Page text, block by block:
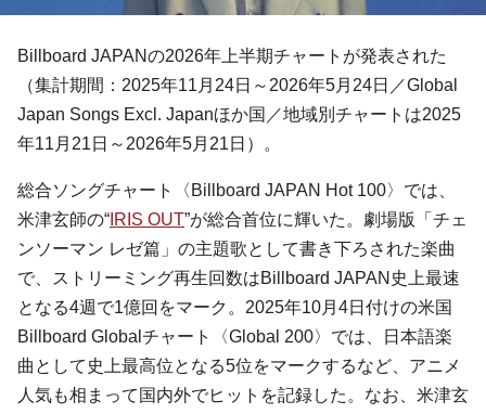
Billboard JAPANの2026年上半期チャートが発表された
（集計期間：2025年11月24日～2026年5月24日／Global
Japan Songs Excl. Japanほか国／地域別チャートは2025
年11月21日～2026年5月21日）。
総合ソングチャート〈Billboard JAPAN Hot 100〉では、
米津玄師の“ IRIS OUT”が総合首位に輝いた。劇場版「チェ
ンソーマン レゼ篇」の主題歌として書き下ろされた楽曲
で、ストリーミング再生回数はBillboard JAPAN史上最速
となる4週で1億回をマーク。2025年10月4日付けの米国
Billboard Globalチャート〈Global 200〉では、日本語楽
曲として史上最高位となる5位をマークするなど、アニメ
人気も相まって国内外でヒットを記録した。なお、米津玄